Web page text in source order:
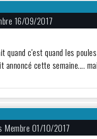
16/09/2017
quand c'est quand les
annoncé cette semaine....
Membre 01/10/2017